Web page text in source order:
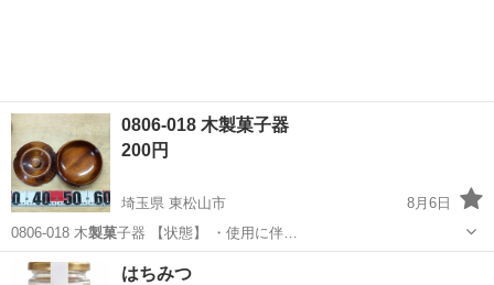
0806-018 木製菓子器
200円
埼玉県 東松山市
8月6日
0806-018 木製菓 子器 【状態】 ・使用に伴…
埼玉 東松山市
はちみつ